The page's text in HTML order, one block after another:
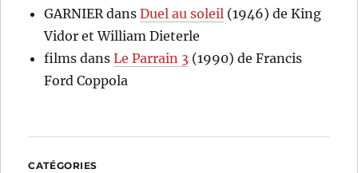
GARNIER dansDuel au soleil (1946) de King
Vidor et William Dieterle
films dansLe Parrain 3 (1990) de Francis
Ford Coppola
CATÉGORIES